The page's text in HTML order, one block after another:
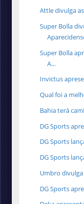
Attle divulga
Super Bolla
Super Bolla
A...
Invictus
Qual foi a
Bahia terá
DG Sports
DG Sports
DG Sports
Umbro divulga
DG Sports